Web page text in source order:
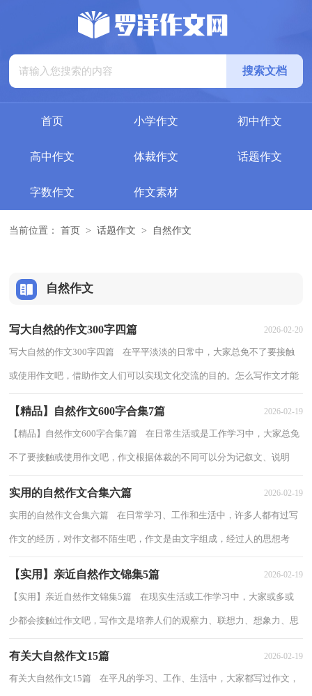
首页 小学作文 初中作文
高中作文 体裁作文 话题作文
字数作文 作文素材
当前位置： 首页 > 话题作文 > 自然作文
自然作文
写大自然的作文300字四篇 2026-02-20
写大自然的作文300字四篇 在平平淡淡的日常中，大家总免不了要接触
或使用作文吧，借助作文人们可以实现文化交流的目的。怎么写作文才能
【精品】自然作文600字合集7篇 2026-02-19
【精品】自然作文600字合集7篇 在日常生活或是工作学习中，大家总免
不了要接触或使用作文吧，作文根据体裁的不同可以分为记叙文、说明
实用的自然作文合集六篇 2026-02-19
实用的自然作文合集六篇 在日常学习、工作和生活中，许多人都有过写
作文的经历，对作文都不陌生吧，作文是由文字组成，经过人的思想考
【实用】亲近自然作文锦集5篇 2026-02-19
【实用】亲近自然作文锦集5篇 在现实生活或工作学习中，大家或多或
少都会接触过作文吧，写作文是培养人们的观察力、联想力、想象力、思
有关大自然作文15篇 2026-02-19
有关大自然作文15篇 在平凡的学习、工作、生活中，大家都写过作文，